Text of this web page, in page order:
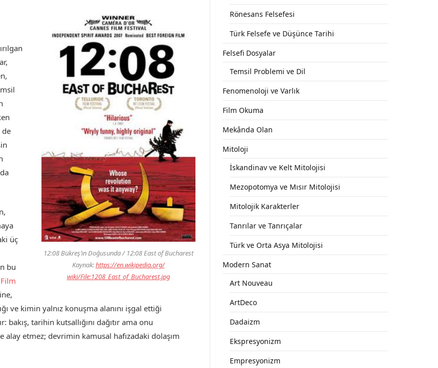
12:08 Bükreş’in Doğusunda / 12:08 East of Bucharest
Kaynak:https://en.wikipedia.org/
wiki/File:1208_East_of_Bucharest.jpg
de
üç
bu
Film
ve kimin yalnız konuşma alanını işgal ettiği
bakış, tarihin kutsallığını dağıtır ama onu
etmez; devrimin kamusal hafızadaki dolaşım
Rönesans Felsefesi
Türk Felsefe ve Düşünce Tarihi
Felsefi Dosyalar
Temsil Problemi ve Dil
Fenomenoloji ve Varlık
Film Okuma
Mekânda Olan
Mitoloji
İskandinav ve Kelt Mitolojisi
Mezopotomya ve Mısır Mitolojisi
Mitolojik Karakterler
Tanrılar ve Tanrıçalar
Türk ve Orta Asya Mitolojisi
Modern Sanat
Art Nouveau
ArtDeco
Dadaizm
Ekspresyonizm
Empresyonizm